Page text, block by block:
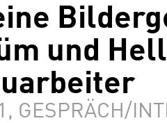
und
GESPRÄCH/